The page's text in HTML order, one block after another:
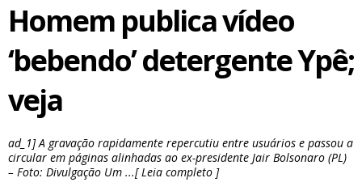
Homem publica vídeo
‘bebendo’ detergente Ypê;
veja
ad_1] A gravação rapidamente repercutiu entre usuários e passou a
circular em páginas alinhadas ao ex-presidente Jair Bolsonaro (PL)
– Foto: Divulgação Um ...[ Leia completo ]